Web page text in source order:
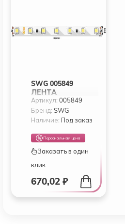
SWG 005849
ЛЕНТА
СВЕТОДИОДНАЯ
SWG PRO
SWG2P80
Артикул:005849
Бренд:SWG
Наличие: Под заказ
Персональная цена
Заказать в один
клик
670,02 ₽